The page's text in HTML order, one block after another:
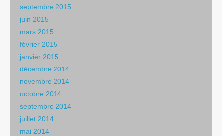
septembre 2015
juin 2015
mars 2015
février 2015
janvier 2015
décembre 2014
novembre 2014
octobre 2014
septembre 2014
juillet 2014
mai 2014